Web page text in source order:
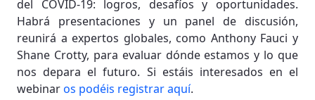
del COVID-19: logros, desafíos y oportunidades.
Habrá presentaciones y un panel de discusión,
reunirá a expertos globales, como Anthony Fauci y
Shane Crotty, para evaluar dónde estamos y lo que
nos depara el futuro. Si estáis interesados en el
webinaros podéis registrar aquí.